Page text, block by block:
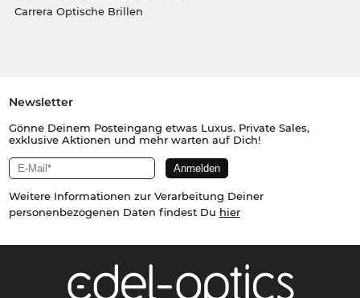
Carrera Optische Brillen
Newsletter
Gönne Deinem Posteingang etwas Luxus. Private Sales,
exklusive Aktionen und mehr warten auf Dich!
Weitere Informationen zur Verarbeitung Deiner
personenbezogenen Daten findest Du hier